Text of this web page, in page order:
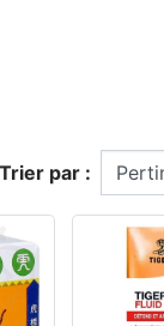
Trier par :